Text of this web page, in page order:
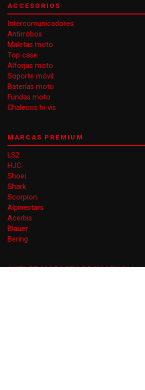
ACCESORIOS
Intercomunicadores
Antirrobos
Maletas moto
Top case
Alforjas moto
Soporte móvil
Baterías moto
Fundas moto
Chalecos hi-vis
MARCAS PREMIUM
LS2
HJC
Shoei
Shark
Scorpion
Alpinestars
Acerbis
Blauer
Bering
OUTLET MOTOSTORE VALENCIA